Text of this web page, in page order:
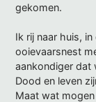
gekomen.
Ik rij naar huis,
ooievaarsnest
aankondiger dat
Dood en leven
Maat wat